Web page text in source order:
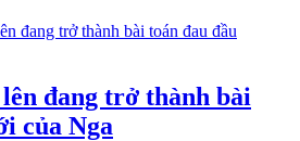
đang trở thành bài
của Nga